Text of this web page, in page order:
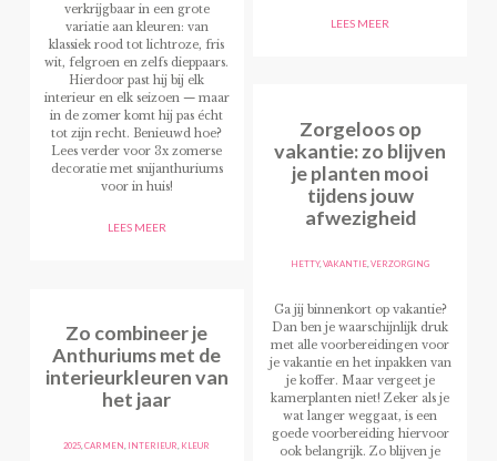
verkrijgbaar in een grote
variatie aan kleuren: van
klassiek rood tot lichtroze, fris
wit, felgroen en zelfs dieppaars.
Hierdoor past hij bij elk
interieur en elk seizoen — maar
in de zomer komt hij pas écht
tot zijn recht. Benieuwd hoe?
Lees verder voor 3x zomerse
decoratie met snijanthuriums
voor in huis!
LEES MEER
Zo combineer je
Anthuriums met de
interieurkleuren van
het jaar
2025,CARMEN, INTERIEUR, KLEUR
LEES MEER
Zorgeloos op
vakantie: zo blijven
je planten mooi
tijdens jouw
afwezigheid
HETTY,VAKANTIE,VERZORGING
Ga jij binnenkort op vakantie?
Dan ben je waarschijnlijk druk
met alle voorbereidingen voor
je vakantie en het inpakken van
je koffer. Maar vergeet je
kamerplanten niet! Zeker als je
wat langer weggaat, is een
goede voorbereiding hiervoor
ook belangrijk. Zo blijven je